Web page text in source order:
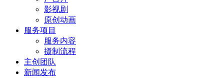
影视剧
原创动画
服务项目
服务内容
摄制流程
主创团队
新闻发布